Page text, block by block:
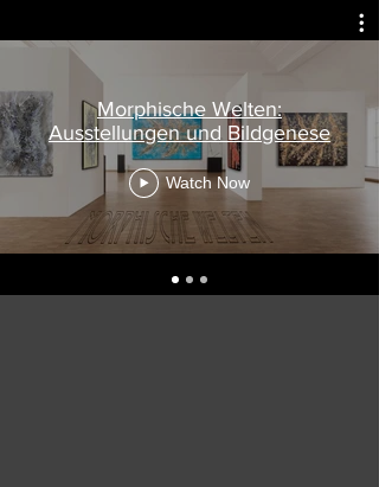
Morphische Welten:
Ausstellungen und Bildgenese
Watch Now